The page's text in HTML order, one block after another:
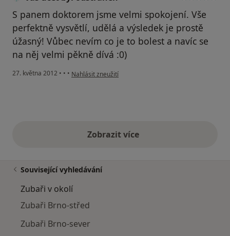
S panem doktorem jsme velmi spokojení. Vše
perfektně vysvětlí, udělá a výsledek je prostě
úžasný! Vůbec nevím co je to bolest a navíc se
na něj velmi pěkně dívá :0)
27. května 2012 • • • podle názoru uživatele Váš účet byl odstraněn
Nahlásit zneužití
Zobrazit vícevýše uvedené názory
Související vyhledávání
Zubaři v okolí
Zubaři Brno-střed
Zubaři Brno-sever